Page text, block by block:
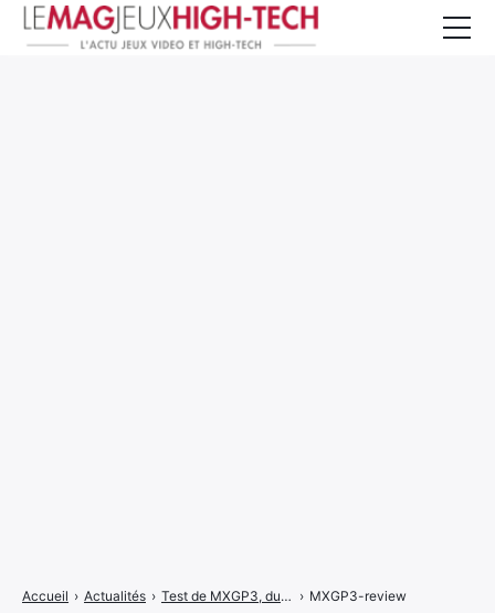
Accueil › Actualités › Test de MXGP3, du mieux chez Milestone › MXGP3-review